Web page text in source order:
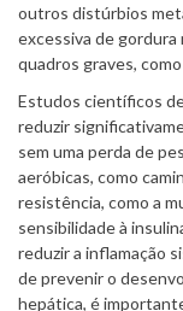
outros distúrbios
excessiva de gordura
quadros graves,
Estudos científicos
reduzir
sem uma perda de
aeróbicas, como
resistência, como a
sensibilidade à
reduzir a inflamação
de prevenir o
hepática, é